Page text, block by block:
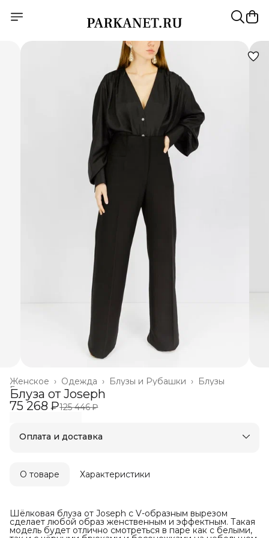
Блузы
Блузы и Рубашки ›
Одежда ›
Женское ›
Главная ›
Блуза от Joseph
75 268 ₽125 446 ₽
Оплата и доставка
Оплата после примерки
О товаре Характеристики
Шёлковая блуза от Joseph с V-образным вырезом
сделает любой образ женственным и эффектным. Такая
модель будет отлично смотреться в паре как с белыми,